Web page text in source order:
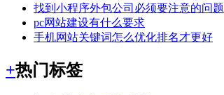
找到小程序外包公司必须要注意的问题
pc网站建设有什么要求
手机网站关键词怎么优化排名才更好
+热门标签